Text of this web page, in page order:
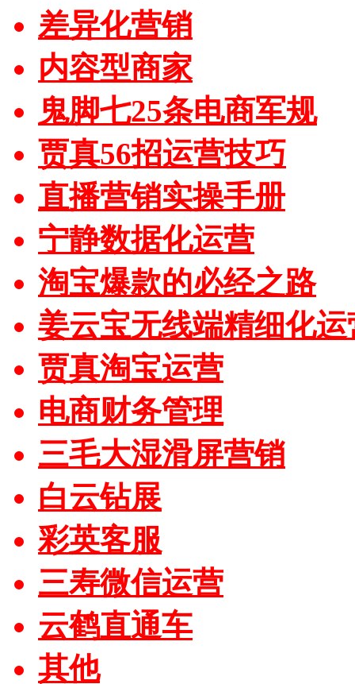
差异化营销
内容型商家
鬼脚七25条电商军规
贾真56招运营技巧
直播营销实操手册
宁静数据化运营
淘宝爆款的必经之路
姜云宝无线端精细化运
贾真淘宝运营
电商财务管理
三毛大湿滑屏营销
白云钻展
彩英客服
三寿微信运营
云鹤直通车
其他